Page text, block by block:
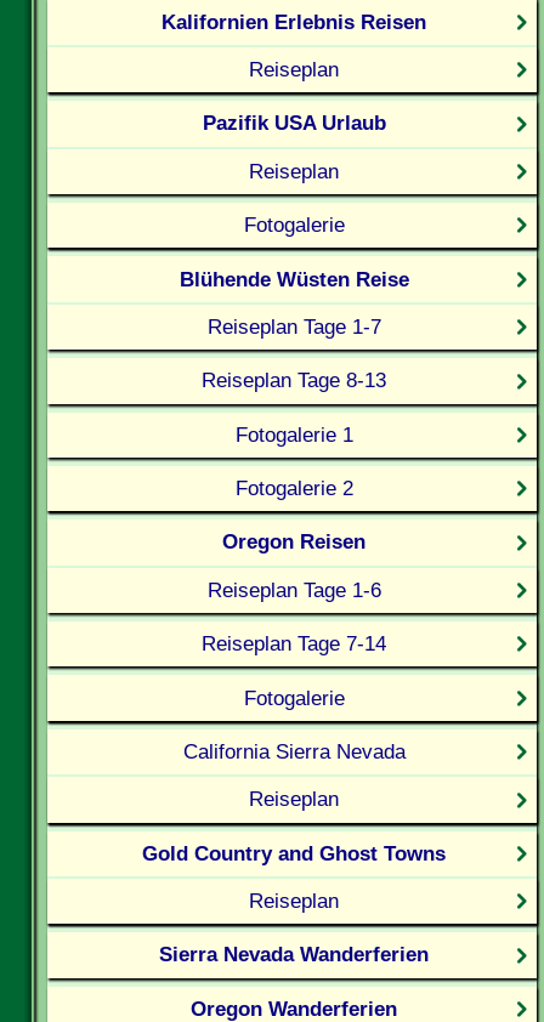
Kalifornien Erlebnis Reisen
Reiseplan
Pazifik USA Urlaub
Reiseplan
Fotogalerie
Blühende Wüsten Reise
Reiseplan Tage 1-7
Reiseplan Tage 8-13
Fotogalerie 1
Fotogalerie 2
Oregon Reisen
Reiseplan Tage 1-6
Reiseplan Tage 7-14
Fotogalerie
California Sierra Nevada
Reiseplan
Gold Country and Ghost Towns
Reiseplan
Sierra Nevada Wanderferien
Oregon Wanderferien